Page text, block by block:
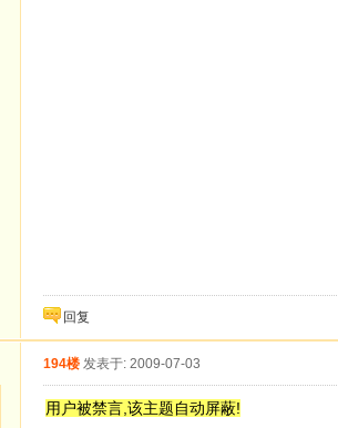
回复
194楼 发表于: 2009-07-03
用户被禁言,该主题自动屏蔽!